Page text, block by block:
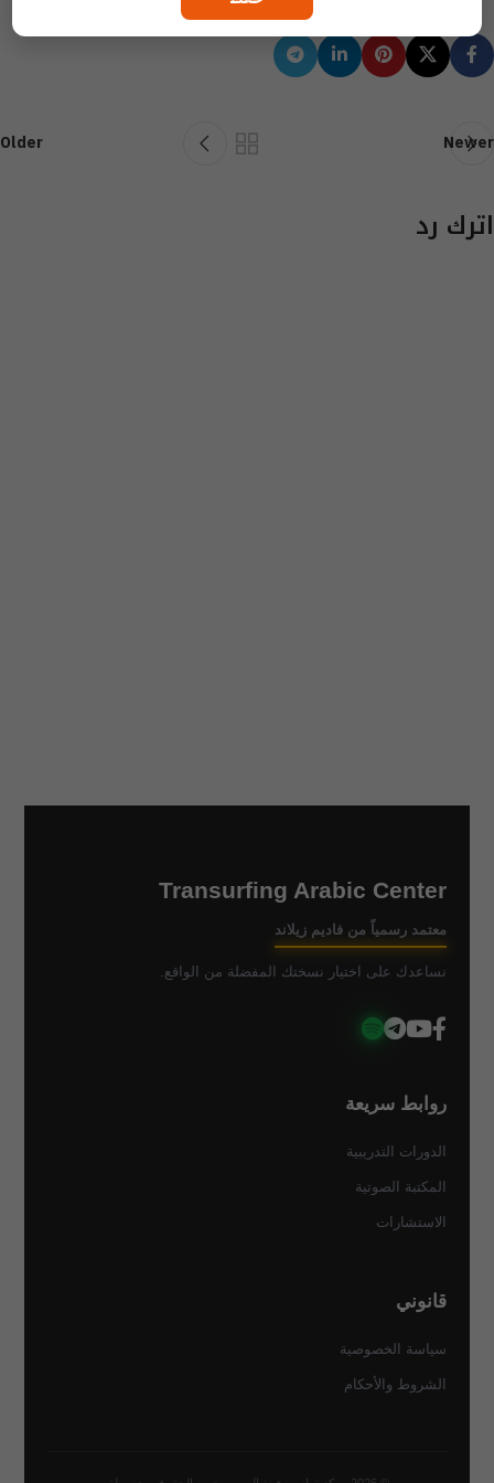
Newer
Older
اترك رد
Transurfing Arabic Center
معتمد رسمياً من فاديم زيلاند
نساعدك على اختيار نسختك المفضلة من الواقع.
روابط سريعة
الدورات التدريبية
المكتبة الصوتية
الاستشارات
قانوني
سياسة الخصوصية
الشروط والأحكام